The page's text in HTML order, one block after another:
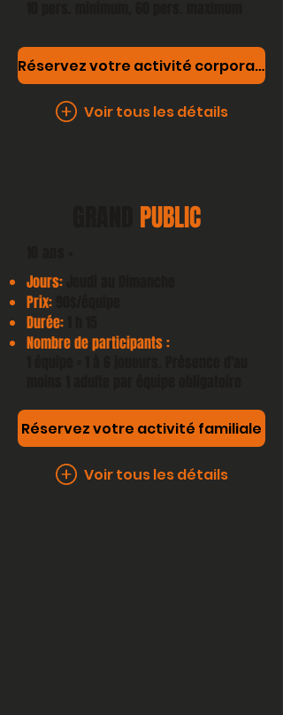
Réservez votre activité corporative
Voir tous les détails
PUBLIC
Jours:
Prix:
Durée:
Nombre de participants :
Réservez votre activité familiale
Voir tous les détails